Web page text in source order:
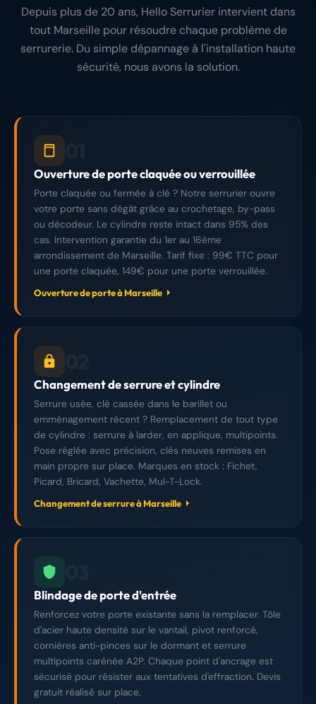
Depuis plus de 20 ans, Hello Serrurier intervient dans
tout Marseille pour résoudre chaque problème de
serrurerie. Du simple dépannage à l'installation haute
sécurité, nous avons la solution.
Ouverture de porte claquée ou verrouillée
Porte claquée ou fermée à clé ? Notre serrurier ouvre
votre porte sans dégât grâce au crochetage, by-pass
ou décodeur. Le cylindre reste intact dans 95% des
cas. Intervention garantie du 1er au 16ème
arrondissement de Marseille. Tarif fixe : 99€ TTC pour
une porte claquée, 149€ pour une porte verrouillée.
Ouverture de porte à Marseille
Changement de serrure et cylindre
Serrure usée, clé cassée dans le barillet ou
emménagement récent ? Remplacement de tout type
de cylindre : serrure à larder, en applique, multipoints.
Pose réglée avec précision, clés neuves remises en
main propre sur place. Marques en stock : Fichet,
Picard, Bricard, Vachette, Mul-T-Lock.
Changement de serrure à Marseille
Blindage de porte d'entrée
Renforcez votre porte existante sans la remplacer. Tôle
d'acier haute densité sur le vantail, pivot renforcé,
cornières anti-pinces sur le dormant et serrure
multipoints carénée A2P. Chaque point d'ancrage est
sécurisé pour résister aux tentatives d'effraction. Devis
gratuit réalisé sur place.